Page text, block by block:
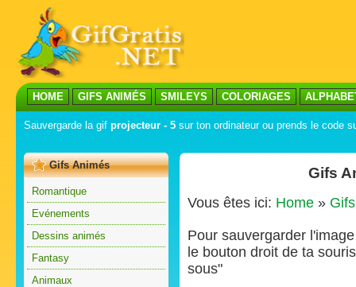
HOME GIFS ANIMÉS SMILEYS COLORIAGES
Sauvergarde la gif projecteur - 5 sur ton ordinateur ou prends le code
Gifs Animés
Romantique
Evénements
Dessins animés
Fantasy
Animaux
Gifs
Vous êtes ici: Home »
Pour sauvergarder
le bouton droit de ta
sous"